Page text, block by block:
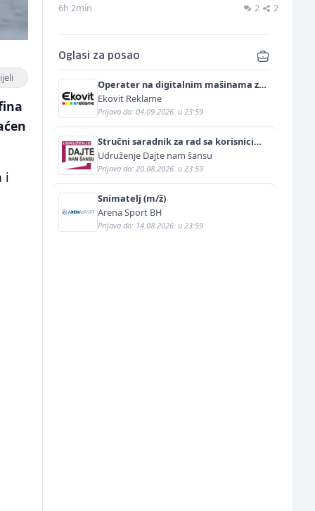
i
6h 2min 2 2
Oglasi za posao
Operater na digitalnim mašinama za
štampu i doradu (m/ž)
Ekovit Reklame
Prijava do: 04.09.2026. u 23:59
Stručni saradnik za rad sa korisnicima
(m/ž)
Udruženje Dajte nam šansu
Prijava do: 20.08.2026. u 23:59
Snimatelj (m/ž)
Arena Sport BH
Prijava do: 14.08.2026. u 23:59